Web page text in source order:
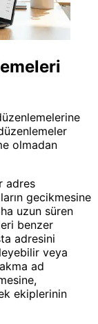
olmadan
adres
gecikmesine
uzun süren
benzer
adresini
veya
ad
ekiplerinin